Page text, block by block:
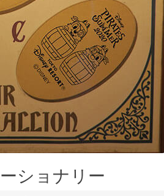
ショナリー